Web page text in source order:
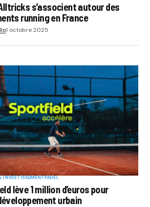
s’associent autour des
running en France
1 octobre 2025
INVESTISSEMENTPADEL
lève 1 million d’euros pour
urbain